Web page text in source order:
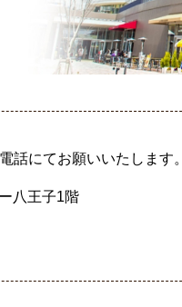
話にてお願いいたします。
八王子1階